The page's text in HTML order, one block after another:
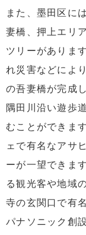
また、墨田区に
妻橋、押上エリ
ツリーがありま
れ災害などによ
の吾妻橋が完成
隅田川沿い遊歩
むことができま
ェで有名なアサ
ーが一望できま
る観光客や地域
寺の玄関口で有
パナソニック創